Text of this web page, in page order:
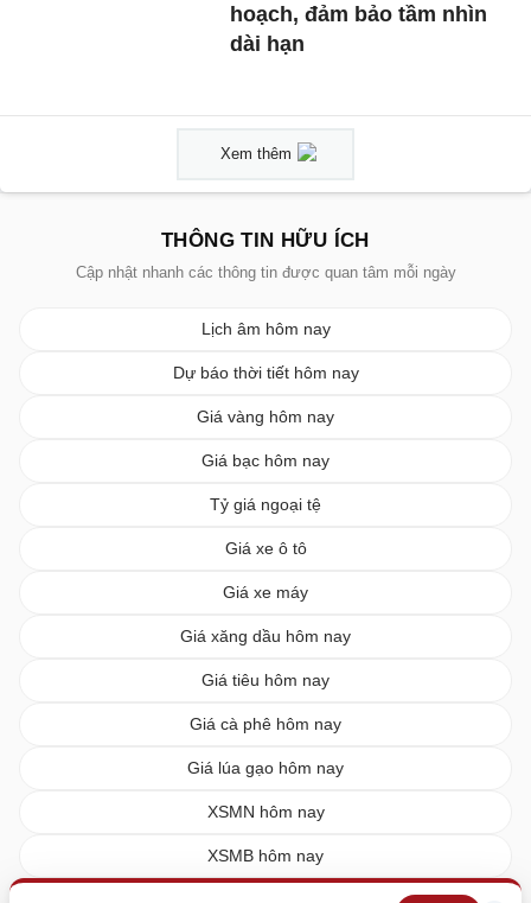
hoạch, đảm bảo tầm nhìn
dài hạn
Xem thêm
THÔNG TIN HỮU ÍCH
Cập nhật nhanh các thông tin được quan tâm mỗi ngày
Lịch âm hôm nay
Dự báo thời tiết hôm nay
Giá vàng hôm nay
Giá bạc hôm nay
Tỷ giá ngoại tệ
Giá xe ô tô
Giá xe máy
Giá xăng dầu hôm nay
Giá tiêu hôm nay
Giá cà phê hôm nay
Giá lúa gạo hôm nay
XSMN hôm nay
XSMB hôm nay